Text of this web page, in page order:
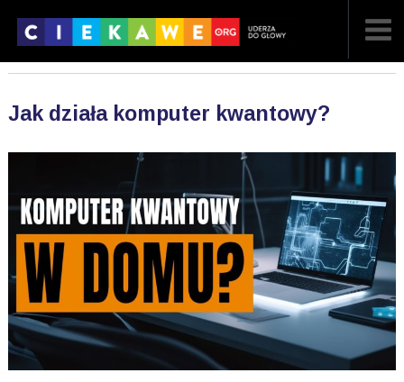
Jak działa komputer kwantowy?
LOSOWE
A ARTYKUŁY
F FILMY
GALERIA
REGULAMIN
KONTAKT